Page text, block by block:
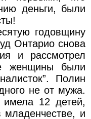
деньги, были
годовщину
Онтарио снова
и рассмотрел
женщины были
Полин
не от мужа.
имела 12 детей,
и